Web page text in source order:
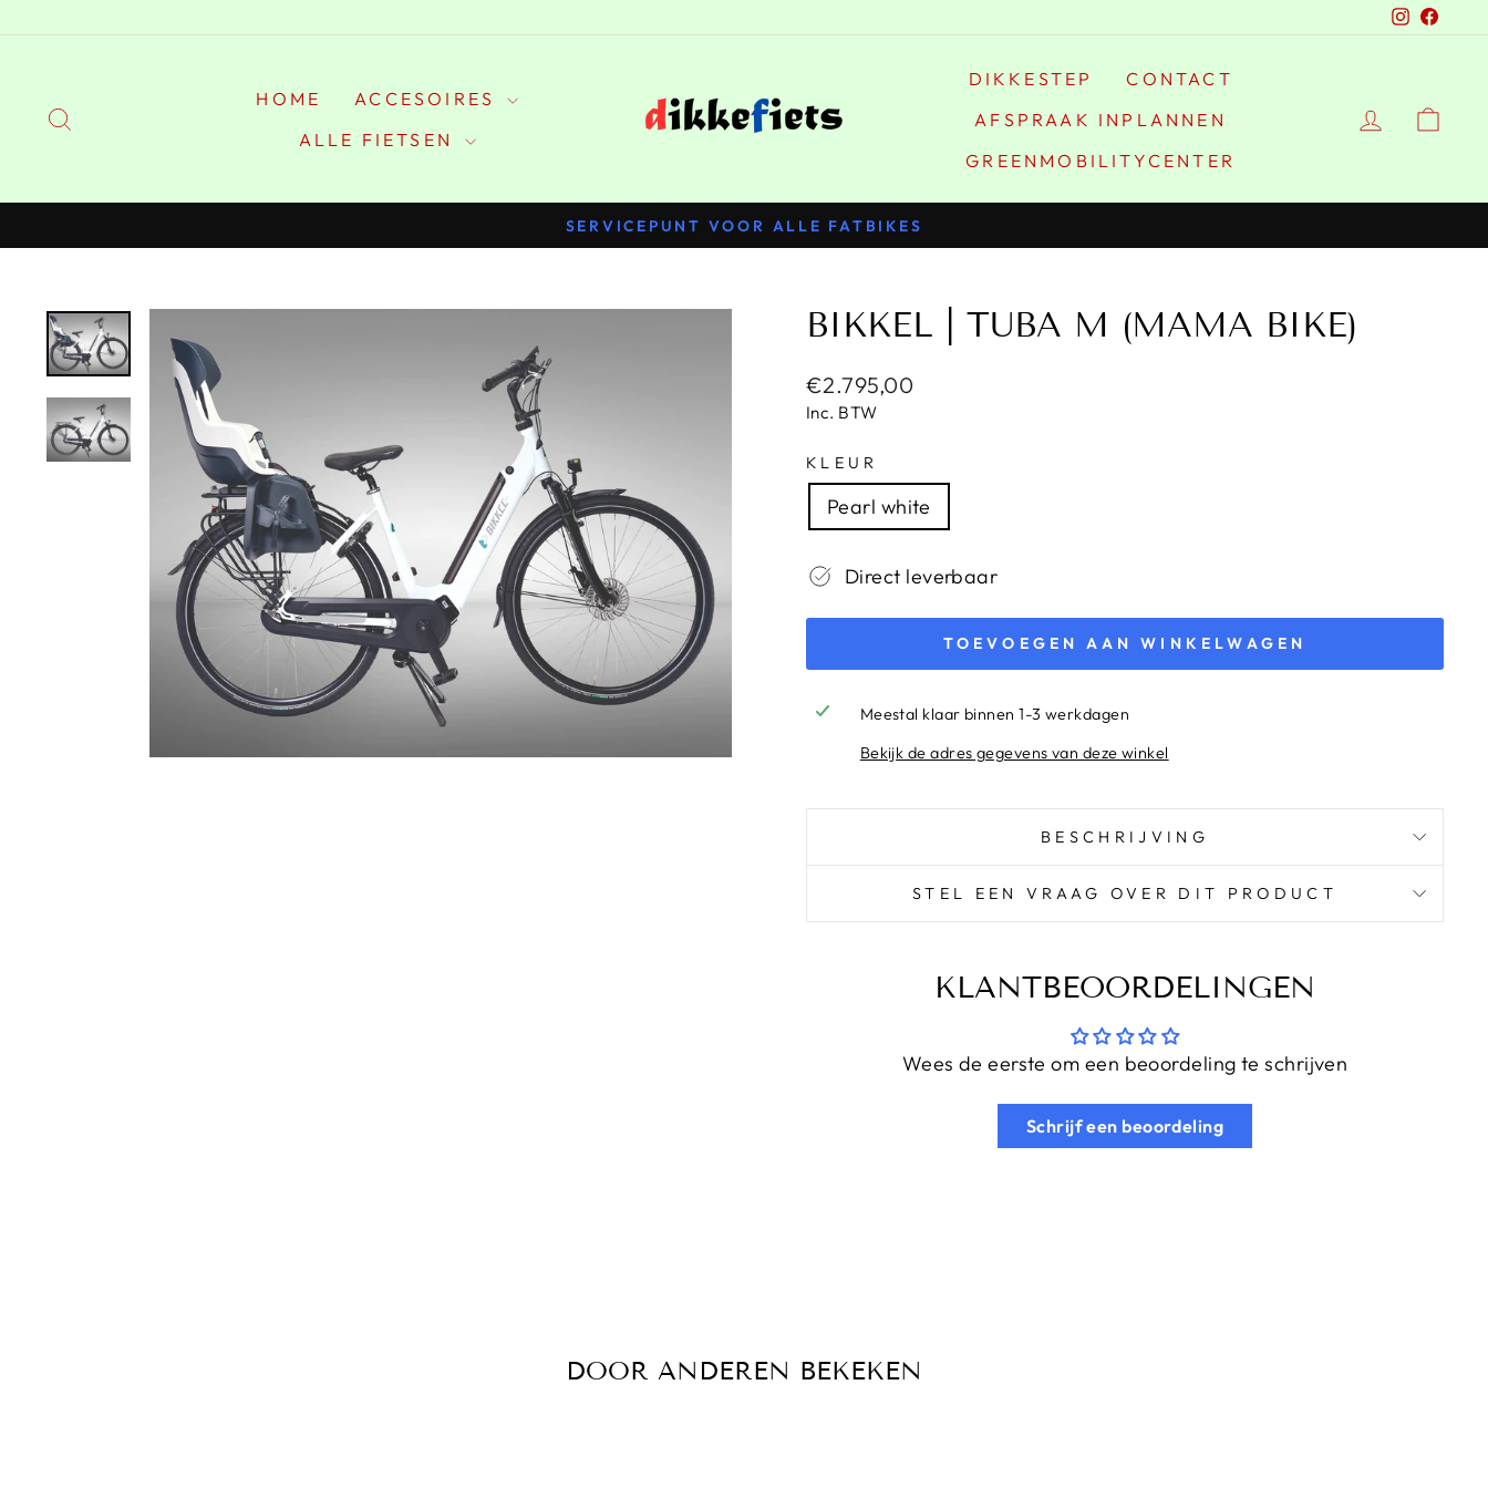
Instagram
HOME
ACCESOIRES
ALLE FIETSEN
DIKKESTEP
CONTACT
AFSPRAAK INPLANNEN
GREENMOBILITYCENTER
Pauzeer
SERVICEPUNT VOOR ALLE FATBIKES
BIKKEL | TUBA M (MAMA BIKE)
Normale
prijs
€2.795,00
Inc. BTW
KLEUR
Pearl white
Direct leverbaar
TOEVOEGEN AAN WINKELWAGEN
Meestal klaar binnen 1-3 werkdagen
Bekijk de adres gegevens van deze winkel
BESCHRIJVING
STEL EEN VRAAG OVER DIT PRODUCT
KLANTBEOORDELINGEN
Wees de eerste om een beoordeling te schrijven
Schrijf een beoordeling
DOOR ANDEREN BEKEKEN